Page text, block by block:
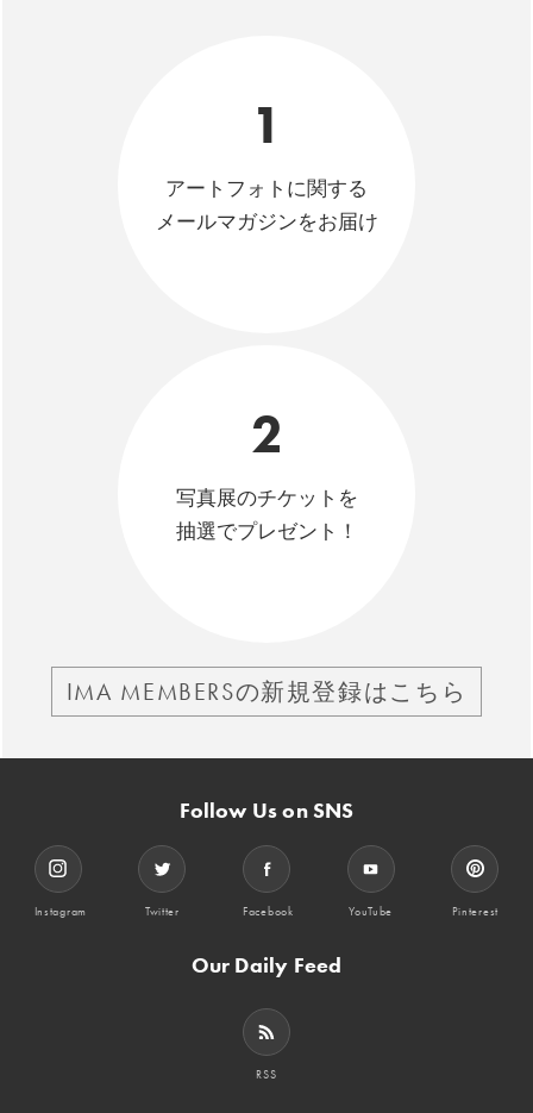
1
アートフォトに関する
メールマガジンをお届け
2
写真展のチケットを
抽選でプレゼント！
IMA MEMBERSの新規登録はこちら
Follow Us on SNS
Instagram Twitter Facebook YouTube Pinterest
Our Daily Feed
RSS